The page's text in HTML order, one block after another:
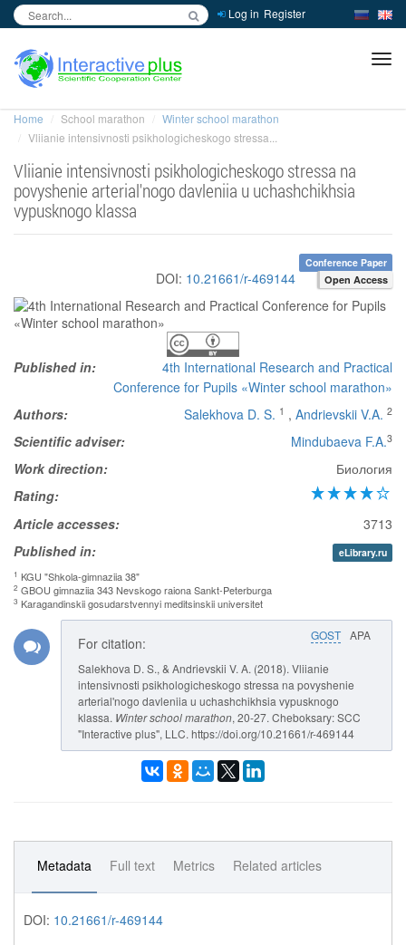
Log in Register
Home School marathon
Winter school marathon
Vliianie intensivnosti psikhologicheskogo stressa...
Vliianie intensivnosti psikhologicheskogo stressa na
povyshenie arterial'nogo davleniia u uchashchikhsia
vypusknogo klassa
Conference Paper
DOI: 10.21661/r-469144 Open Access
Published in:
4th International Research and Practical
Conference for Pupils «Winter school marathon»
Authors:
Salekhova D. S. 1 , Andrievskii V.A. 2
Scientific adviser: Mindubaeva F.A.3
Work direction:
Биология
Rating:
Article accesses:
3713
Published in:
eLibrary.ru
1 KGU "Shkola-gimnaziia 38"
2 GBOU gimnaziia 343 Nevskogo raiona Sankt-Peterburga
3 Karagandinskii gosudarstvennyi meditsinskii universitet
GOST APA
For citation:
Salekhova D. S., & Andrievskii V. A. (2018). Vliianie
intensivnosti psikhologicheskogo stressa na povyshenie
arterial'nogo davleniia u uchashchikhsia vypusknogo
klassa. Winter school marathon, 20-27. Cheboksary: SCC
"Interactive plus", LLC. https://doi.org/10.21661/r-469144
Metadata Full text Metrics Related articles
DOI: 10.21661/r-469144